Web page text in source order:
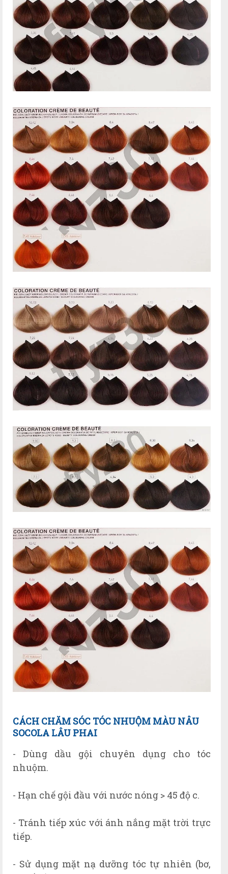
CÁCH CHĂM SÓC TÓC NHUỘM MÀU NÂU
SOCOLA LÂU PHAI
- Dùng dầu gội chuyên dụng cho tóc
nhuộm.
- Hạn chế gội đầu với nước nóng > 45 độ c.
- Tránh tiếp xúc với ánh nắng mặt trời trực
tiếp.
- Sử dụng mặt nạ dưỡng tóc tự nhiên (bơ,